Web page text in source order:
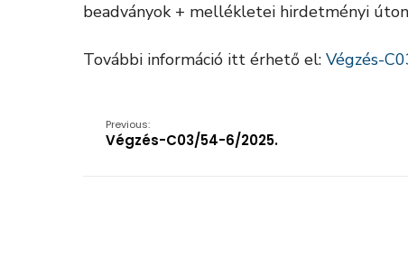
beadványok + mellékletei hirdetményi
További információ itt érhető el: Végzés-
Previous:
Végzés-C03/54-6/2025.